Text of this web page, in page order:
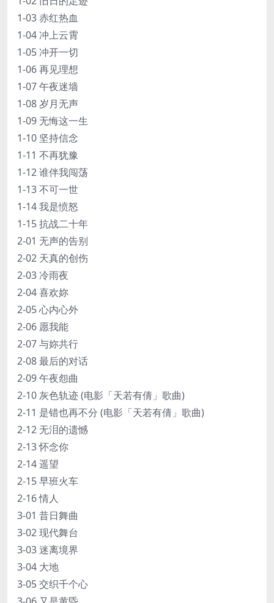
1-03 赤红热血
1-04 冲上云霄
1-05 冲开一切
1-06 再见理想
1-07 午夜迷墙
1-08 岁月无声
1-09 无悔这一生
1-10 坚持信念
1-11 不再犹豫
1-12 谁伴我闯荡
1-13 不可一世
1-14 我是愤怒
1-15 抗战二十年
2-01 无声的告别
2-02 天真的创伤
2-03 冷雨夜
2-04 喜欢妳
2-05 心内心外
2-06 愿我能
2-07 与妳共行
2-08 最后的对话
2-09 午夜怨曲
2-10 灰色轨迹 (电影「天若有倩」歌曲)
2-11 是错也再不分 (电影「天若有倩」歌曲)
2-12 无泪的遗憾
2-13 怀念你
2-14 遥望
2-15 早班火车
2-16 情人
3-01 昔日舞曲
3-02 现代舞台
3-03 迷离境界
3-04 大地
3-05 交织千个心